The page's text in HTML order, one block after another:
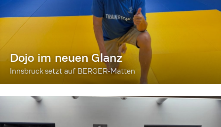
Dojo im neuen Glanz
Innsbruck setzt auf BERGER-Matten